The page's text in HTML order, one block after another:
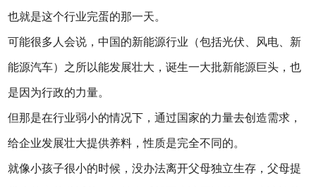
也就是这个行业完蛋的那一天。
可能很多人会说，中国的新能源行业（包括光伏、风电、新
能源汽车）之所以能发展壮大，诞生一大批新能源巨头，也
是因为行政的力量。
但那是在行业弱小的情况下，通过国家的力量去创造需求，
给企业发展壮大提供养料，性质是完全不同的。
就像小孩子很小的时候，没办法离开父母独立生存，父母提